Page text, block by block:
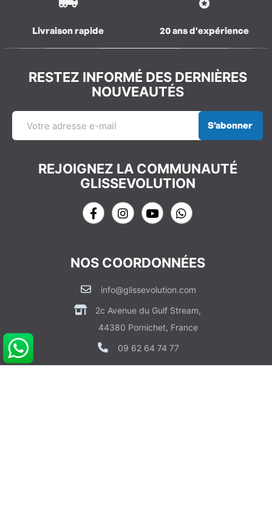
Livraison rapide 20 ans d'expérience
RESTEZ INFORMÉ DES DERNIÈRES
NOUVEAUTÉS
S’abonner
REJOIGNEZ LA COMMUNAUTÉ
GLISSEVOLUTION
NOS COORDONNÉES
info@glissevolution.com
2c Avenue du Gulf Stream,
44380 Pornichet, France
09 62 64 74 77